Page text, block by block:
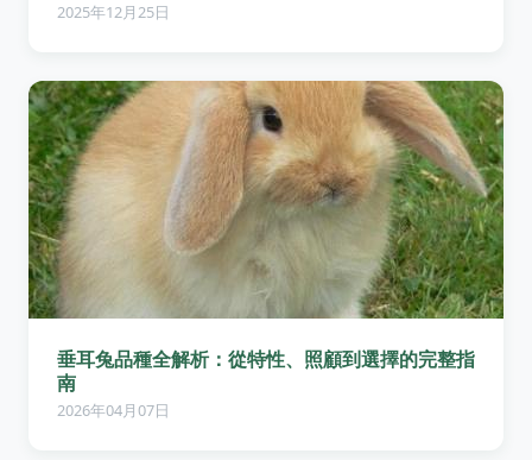
2025年12月25日
垂耳兔品種全解析：從特性、照顧到選擇的完整指
南
2026年04月07日